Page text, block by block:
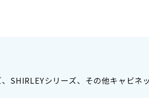
SHIRLEYシリーズ、その他キャビネ